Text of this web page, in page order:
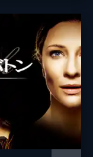
ジェイソン・ブラム
ヘレン・エスタブルック
ミシェル・リトヴァク
デヴィッド・ランカスター